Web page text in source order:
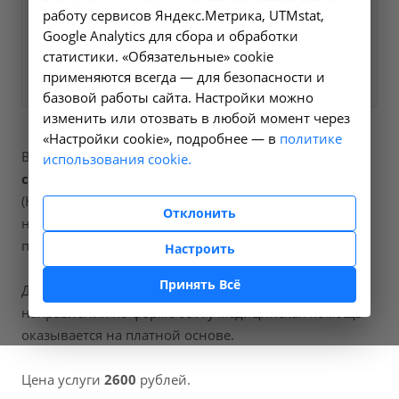
вопросы.
Заказать услугу
В наших клиниках мы проводим
синехий радиоволновым методом
(НМУ)5.9. Для граждан России, у которых есть
направление, медицинская помощь оказывается по
полису ОМС бесплатно.
Для иностранных граждан или при отсутствии
направления по форме 057/у медицинская помощь
оказывается на платной основе.
Цена услуги 2600 рублей.
работу сервисов Яндекс.Метрика, UTMstat,
Google Analytics для сбора и обработки
статистики. «Обязательные» cookie
применяются всегда — для безопасности и
базовой работы сайта. Настройки можно
изменить или отозвать в любой момент через
«Настройки cookie», подробнее — в политике
использования cookie.
Отклонить
Настроить
Принять Всё